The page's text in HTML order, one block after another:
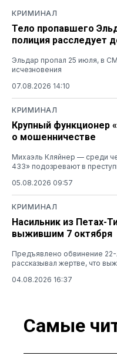
КРИМИНАЛ
Тело пропавшего
полиция расследует
Эльдар пропал 25 июля, в
исчезновения
07.08.2026 14:10
КРИМИНАЛ
Крупный функционер
о мошенничестве
Михаэль Кляйнер — среди
433» подозревают в
05.08.2026 09:57
КРИМИНАЛ
Насильник из Петах-
выжившим 7 октября
Предъявлено обвинение
рассказывал жертве, что
04.08.2026 16:37
Самые